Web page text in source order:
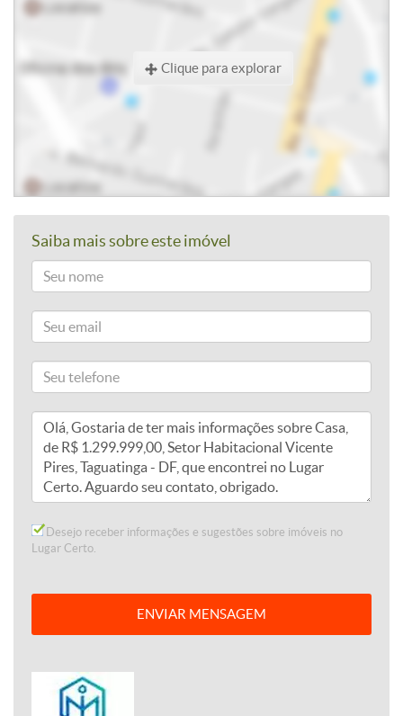
Clique para explorar
Saiba mais sobre este imóvel
Desejo receber informações e sugestões sobre imóveis no
Lugar Certo.
ENVIAR MENSAGEM